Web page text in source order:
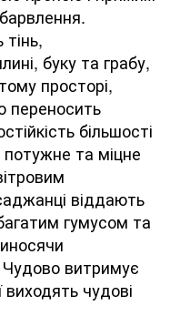
буку та грабу,
просторі,
переносить
більшості
потужне та міцне
віддають
гумусом та
Чудово витримує
чудові